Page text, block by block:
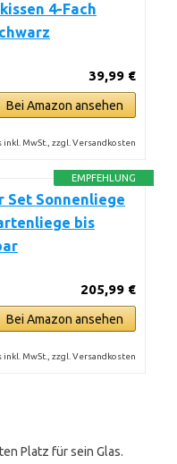
4-Fach
39,99 €
Bei Amazon ansehen
inkl. MwSt., zzgl. Versandkosten
EMPFEHLUNG
Set Sonnenliege
bis
205,99 €
Bei Amazon ansehen
inkl. MwSt., zzgl. Versandkosten
Platz für sein Glas.